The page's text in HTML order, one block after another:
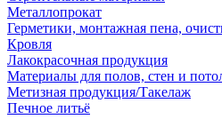
Металлопрокат
Герметики, монтажная пена,
Кровля
Лакокрасочная продукция
Материалы для полов, стен и
Метизная продукция/Такелаж
Печное литьё